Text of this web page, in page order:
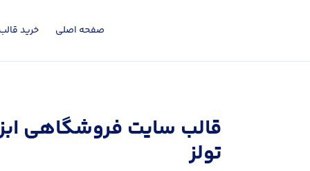
صفحه اصلی خرید
قالب سايت فروشگاهی
تولز